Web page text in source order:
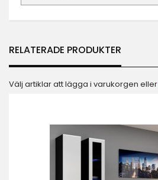
RELATERADE PRODUKTER
Välj artiklar att lägga i varukorgen eller